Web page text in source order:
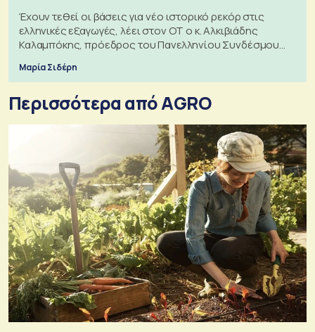
Έχουν τεθεί οι βάσεις για νέο ιστορικό ρεκόρ στις
ελληνικές εξαγωγές, λέει στον ΟΤ ο κ. Αλκιβιάδης
Καλαμπόκης, πρόεδρος του Πανελληνίου Συνδέσμου
Μαρία Σιδέρη
Περισσότερα από AGRO